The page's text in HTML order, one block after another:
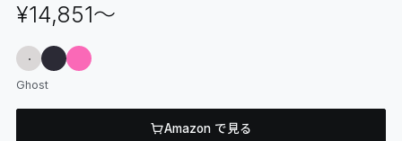
¥14,851〜
Ghost
Amazon で見る